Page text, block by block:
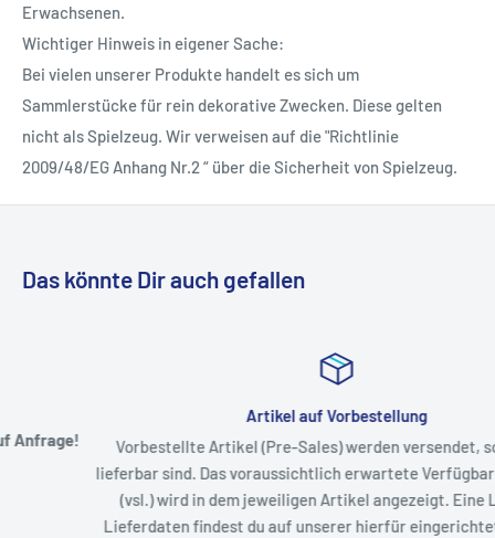
Erwachsenen.
Wichtiger Hinweis in eigener Sache:
Bei vielen unserer Produkte handelt es sich um
Sammlerstücke für rein dekorative Zwecken. Diese gelten
nicht als Spielzeug. Wir verweisen auf die "Richtlinie
2009/48/EG Anhang Nr.2 “ über die Sicherheit von Spielzeug.
Das könnte Dir auch gefallen
Artikel auf Vorbestellung
Vorbestellte Artikel (Pre-Sales) werden versendet, sobald Sie
lieferbar sind. Das voraussichtlich erwartete Verfügbarkeitsdatum
(vsl.) wird in dem jeweiligen Artikel angezeigt. Eine Liste der
Lieferdaten findest du auf unserer hierfür eingerichtetenStatus